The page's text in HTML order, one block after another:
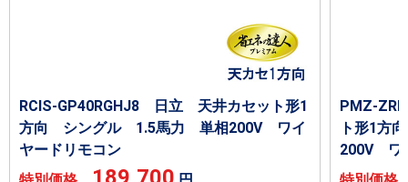
RCIS-GP40RGHJ8 日立 天井カセット形1
方向 シングル 1.5馬力 単相200V ワイ
ヤードリモコン
PMZ-
ト形1方
200V ワ